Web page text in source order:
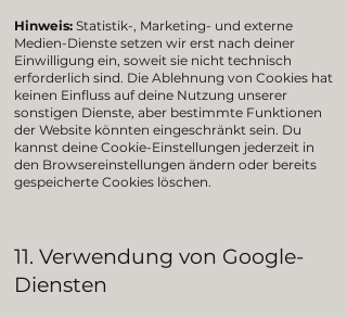
Hinweis: Statistik-, Marketing- und externe
Medien-Dienste setzen wir erst nach deiner
Einwilligung ein, soweit sie nicht technisch
erforderlich sind. Die Ablehnung von Cookies hat
keinen Einfluss auf deine Nutzung unserer
sonstigen Dienste, aber bestimmte Funktionen
der Website könnten eingeschränkt sein. Du
kannst deine Cookie-Einstellungen jederzeit in
den Browsereinstellungen ändern oder bereits
gespeicherte Cookies löschen.
11. Verwendung von Google-
Diensten